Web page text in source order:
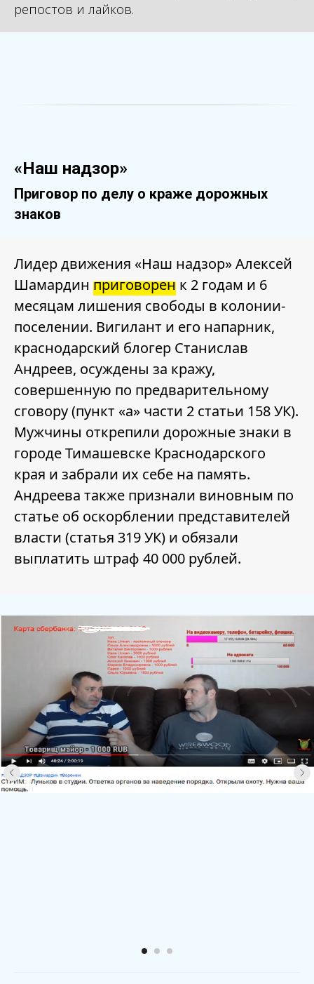
репостов и лайков.
«Наш надзор»
Приговор по делу о краже дорожных
знаков
Лидер движения «Наш надзор» Алексей
Шамардин приговорен к 2 годам и 6
месяцам лишения свободы в колонии-
поселении. Вигилант и его напарник,
краснодарский блогер Станислав
Андреев, осуждены за кражу,
совершенную по предварительному
сговору (пункт «а» части 2 статьи 158 УК).
Мужчины открепили дорожные знаки в
городе Тимашевске Краснодарского
края и забрали их себе на память.
Андреева также признали виновным по
статье об оскорблении представителей
власти (статья 319 УК) и обязали
выплатить штраф 40 000 рублей.